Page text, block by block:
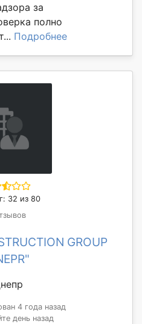
за
полно
Подробнее
32 из 80
GROUP
4 года назад
день назад